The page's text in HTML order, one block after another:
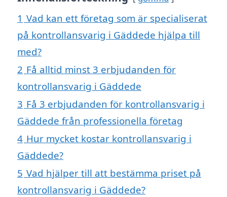
1 Vad kan ett företag som är specialiserat
på kontrollansvarig i Gäddede hjälpa till
med?
2 Få alltid minst 3 erbjudanden för
kontrollansvarig i Gäddede
3 Få 3 erbjudanden för kontrollansvarig i
Gäddede från professionella företag
4 Hur mycket kostar kontrollansvarig i
Gäddede?
5 Vad hjälper till att bestämma priset på
kontrollansvarig i Gäddede?